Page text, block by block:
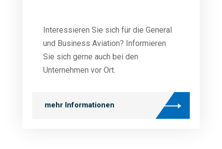
Interessieren Sie sich für die General
und Business Aviation? Informieren
Sie sich gerne auch bei den
Unternehmen vor Ort.
mehr Informationen